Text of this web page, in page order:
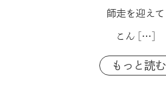
師走を迎えて
こん […]
もっと読む